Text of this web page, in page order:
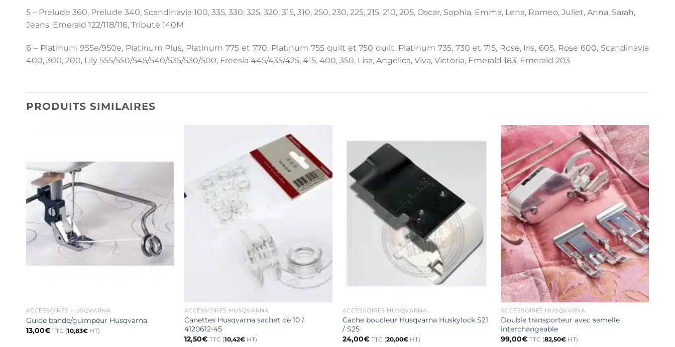
5 – Prelude 360, Prelude 340, Scandinavia 100, 335, 330, 325, 320, 315, 310, 250, 230, 225, 215, 210, 205, Oscar, Sophia, Emma, Lena, Romeo, Juliet, Anna, Sarah,
Jeans, Emerald 122/118/116, Tribute 140M
6 – Platinum 955e/950e, Platinum Plus, Platinum 775 et 770, Platinum 755 quilt et 750 quilt, Platinum 735, 730 et 715, Rose, Iris, 605, Rose 600, Scandinavia
400, 300, 200, Lily 555/550/545/540/535/530/500, Freesia 445/435/425, 415, 400, 350, Lisa, Angelica, Viva, Victoria, Emerald 183, Emerald 203
PRODUITS SIMILAIRES
ACCESSOIRES HUSQVARNA
Guide bande/guimpeur Husqvarna
13,00€ TTC (10,83€HT)
ACCESSOIRES HUSQVARNA
Canettes Husqvarna sachet de 10 /
4120612-45
12,50€ TTC (10,42€HT)
ACCESSOIRES HUSQVARNA
Cache boucleur Husqvarna Huskylock S21
/ S25
24,00€ TTC (20,00€HT)
ACCESSOIRES HUSQVARNA
Double transporteur avec semelle
interchangeable
99,00€ TTC (82,50€HT)